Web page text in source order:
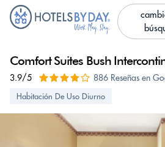
Comfort Suites Bush
3.9/5 886 Reseñas en
Habitación De Uso Diurno